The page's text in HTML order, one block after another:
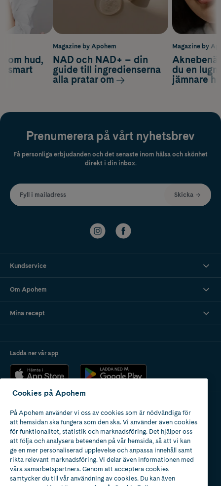
Magazine by
du en
jämnare
om hud,
smart
Magazine by Apohem
NAD och NAD+ – din
guide till ingredienserna
alla pratar om
Prenumerera på vårt nyhetsbrev
Få personliga erbjudanden och det senaste inom hälsa och skönhet
direkt i din inbox.
Fyll i mailadress Skicka
Kundservice
Om Apohem
Mina recept
Ladda ner vår app
Apotek med tillstånd
av Läkemedelsverket
Cookies på Apohem
På Apohem använder vi oss av cookies som är nödvändiga för
att hemsidan ska fungera som den ska. Vi använder även cookies
för funktionalitet, statistik och marknadsföring. Det hjälper oss
att följa och analysera beteenden på vår hemsida, så att vi kan
ge en mer personaliserad upplevelse och anpassa innehåll samt
rikta relevant marknadsföring. Vi delar även informationen med
våra samarbetspartners. Genom att acceptera cookies
samtycker du till vår användning av cookies. Du kan även